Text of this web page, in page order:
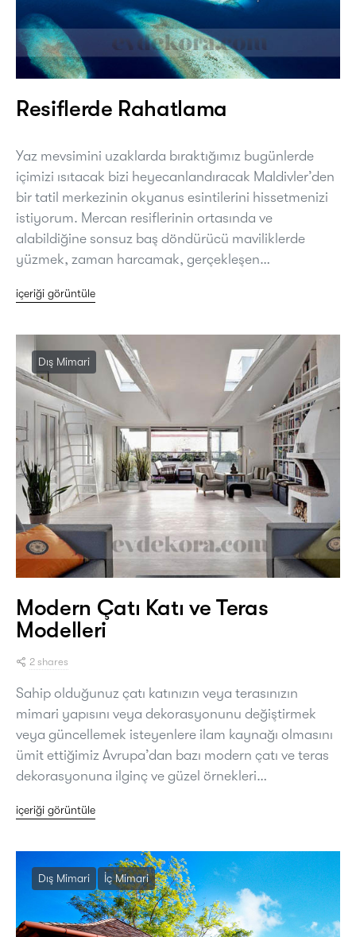
Resiflerde Rahatlama
Yaz mevsimini uzaklarda bıraktığımız bugünlerde
içimizi ısıtacak bizi heyecanlandıracak Maldivler’den
bir tatil merkezinin okyanus esintilerini hissetmenizi
istiyorum. Mercan resiflerinin ortasında ve
alabildiğine sonsuz baş döndürücü maviliklerde
yüzmek, zaman harcamak, gerçekleşen…
içeriği görüntüle
Dış Mimari
Modern Çatı Katı ve Teras
Modelleri
2 shares
Sahip olduğunuz çatı katınızın veya terasınızın
mimari yapısını veya dekorasyonunu değiştirmek
veya güncellemek isteyenlere ilam kaynağı olmasını
ümit ettiğimiz Avrupa’dan bazı modern çatı ve teras
dekorasyonuna ilginç ve güzel örnekleri…
içeriği görüntüle
Dış Mimari İç Mimari